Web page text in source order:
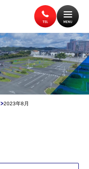
入校案内
2023年8月